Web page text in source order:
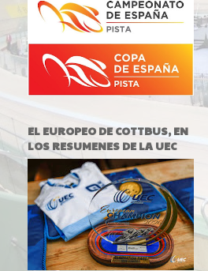
EL EUROPEO DE COTTBUS, EN
LOS RESUMENES DE LA UEC